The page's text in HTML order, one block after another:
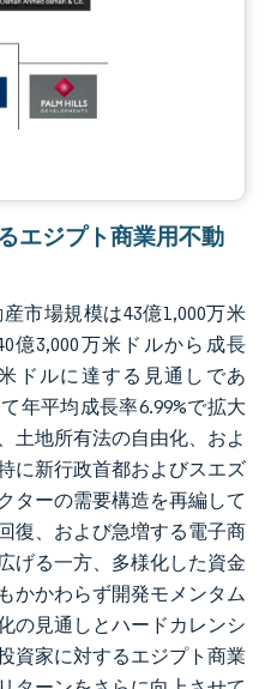
エジプト商業用不動
市場規模は43億1,000万米
億3,000万米ドルから成長
ドルに達する見通しであ
年平均成長率6.99%で拡大
土地所有法の自由化、およ
に新行政首都およびスエズ
ターの需要構造を再編して
復、および急増する電子商
げる一方、多様化した資金
かかわらず開発モメンタム
の見通しとハードカレンシ
資家に対するエジプト商業